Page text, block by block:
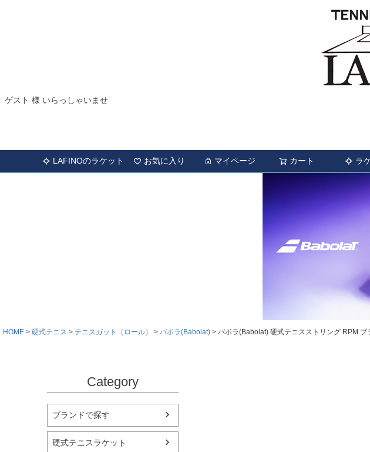
ゲスト 様 いらっしゃいませ
LAFINOのラケット お気に入り マイページ カート ラ
HOME 硬式テニス テニスガット（ロール） バボラ(Babolat) バボラ(Babolat) 硬式テニスストリング RPM
Category
ブランドで探す
硬式テニスラケット